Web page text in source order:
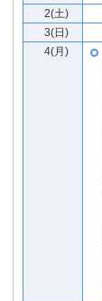
2(土)
3(日)
4(月)